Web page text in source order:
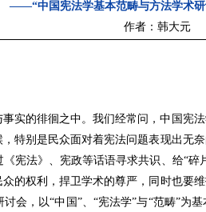
——“中国宪法学基本范畴与方法学术研
作者：韩大元
实的徘徊之中。我们经常问，中国宪
特别是民众面对着宪法问题表现出无
宪法》、宪政等话语寻求共识、给“
的权利，捍卫学术的尊严，同时也要
会，以“中国”、“宪法学”与“范畴”为